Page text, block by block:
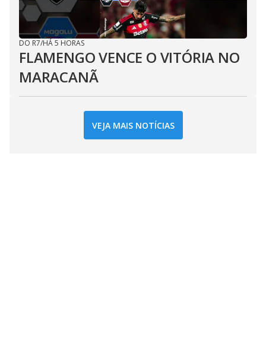
DO R7/HÁ 5 HORAS
FLAMENGO VENCE O VITÓRIA NO
MARACANÃ
VEJA MAIS NOTÍCIAS